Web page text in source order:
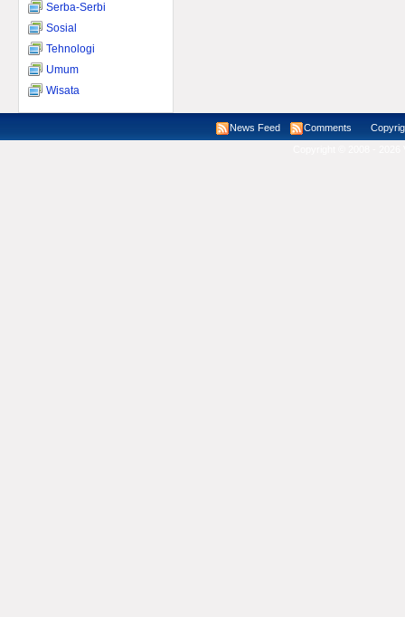
Serba-Serbi
Sosial
Tehnologi
Umum
Wisata
News Feed Comments Copyright